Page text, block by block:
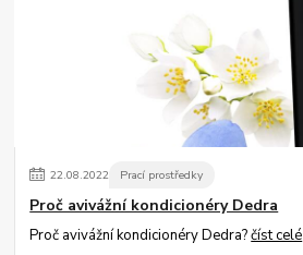
22.08.2022 Prací prostředky
Proč avivážní kondicionéry Dedra
Proč avivážní kondicionéry Dedra?číst celé